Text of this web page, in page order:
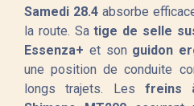
Samedi 28.4absorbe
la route. Satige de selle
Essenza+ et son guidon
une position de conduite
longs trajets. Les freins